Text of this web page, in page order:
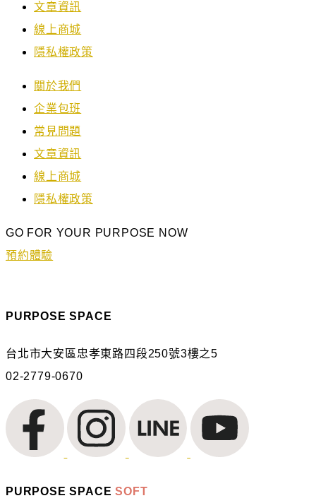
文章資訊
線上商城
隱私權政策
關於我們
企業包班
常見問題
文章資訊
線上商城
隱私權政策
GO FOR YOUR PURPOSE NOW
預約體驗
PURPOSE SPACE
台北市大安區忠孝東路四段250號3樓之5
02-2779-0670
PURPOSE SPACESOFT